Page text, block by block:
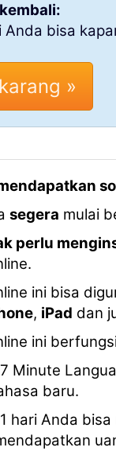
Anda bisa
segera mulai
perlu
ini bisa
, iPad dan
ini
Minute
baru.
hari Anda